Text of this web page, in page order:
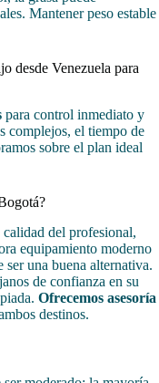
Mantener peso estable
desde Venezuela para
para control inmediato y
complejos, el tiempo de
sobre el plan ideal
del profesional,
equipamiento moderno
una buena alternativa.
de confianza en su
Ofrecemos asesoría
destinos.